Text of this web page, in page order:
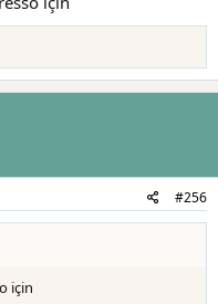
#256
için